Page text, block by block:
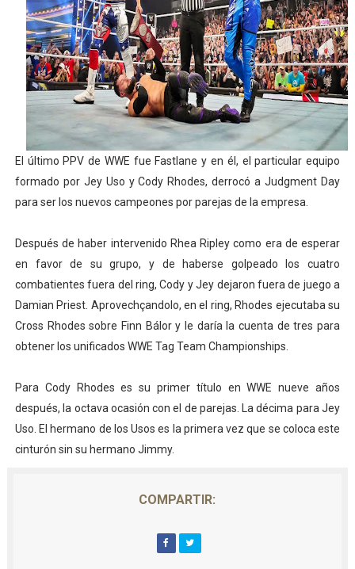
Athletes Unlimited Softball League 2026 - Las Utah
Mundial de piragüismo slalom 2026 (Oklahoma City,
Tour de Francia masculino 2026 - Tadej Pogacar
Mundial de Fórmula 1 2026 - Lando Norris consigue
Campeonato de Europa de high diving 2026 (París,
El último PPV de WWE fue Fastlane y en él, el particular equipo
formado por Jey Uso y Cody Rhodes, derrocó a Judgment Day
para ser los nuevos campeones por parejas de la empresa.
Después de haber intervenido Rhea Ripley como era de esperar
en favor de su grupo, y de haberse golpeado los cuatro
combatientes fuera del ring, Cody y Jey dejaron fuera de juego a
Damian Priest. Aprovechçandolo, en el ring, Rhodes ejecutaba su
Cross Rhodes sobre Finn Bálor y le daría la cuenta de tres para
obtener los unificados WWE Tag Team Championships.
Para Cody Rhodes es su primer título en WWE nueve años
después, la octava ocasión con el de parejas. La décima para Jey
Uso. El hermano de los Usos es la primera vez que se coloca este
cinturón sin su hermano Jimmy.
COMPARTIR: